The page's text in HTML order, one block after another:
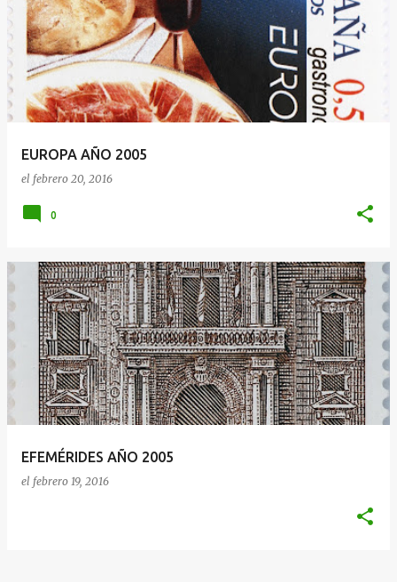
EUROPA AÑO 2005
el febrero 20, 2016
0
EFEMÉRIDES AÑO 2005
el febrero 19, 2016